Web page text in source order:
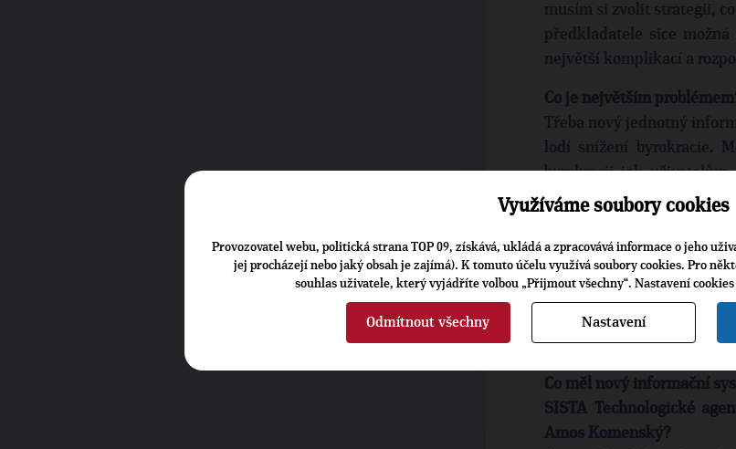
musím si zvolit strategii,
předkladatele sice
největší komplikací a
Co je největším
Třeba nový jednotný
lodí snížení byrokracie.
byrokracii jak
stejně bude nutné brzy
systém nahradil několik
a přirozený odpor ze
zvyklí. A já musím zjistit,
obavami, že se systém
Musíme být schopni ho
funkční. To lze ale řešit
Co měl nový informační
SISTA Technologické
Amos Komenský?
Využíváme soubory cookies
Provozovatel webu, politická strana TOP 09, získává, ukládá a zpracovává informace o jeho
jej procházejí nebo jaký obsah je zajímá). K tomuto účelu využívá soubory cookies. Pro
souhlas uživatele, který vyjádříte volbou „Přijmout všechny“. Nastavení
Odmítnout všechny Nastavení